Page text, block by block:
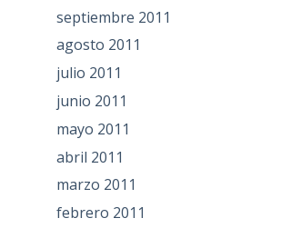
septiembre 2011
agosto 2011
julio 2011
junio 2011
mayo 2011
abril 2011
marzo 2011
febrero 2011